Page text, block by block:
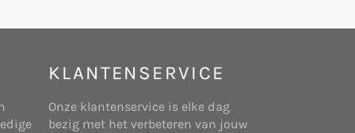
van een derde partij. Wij zullen deze
diensten hierop kunnen
KLANTENSERVICE
Onze klantenservice is elke dag
bezig met het verbeteren van jouw